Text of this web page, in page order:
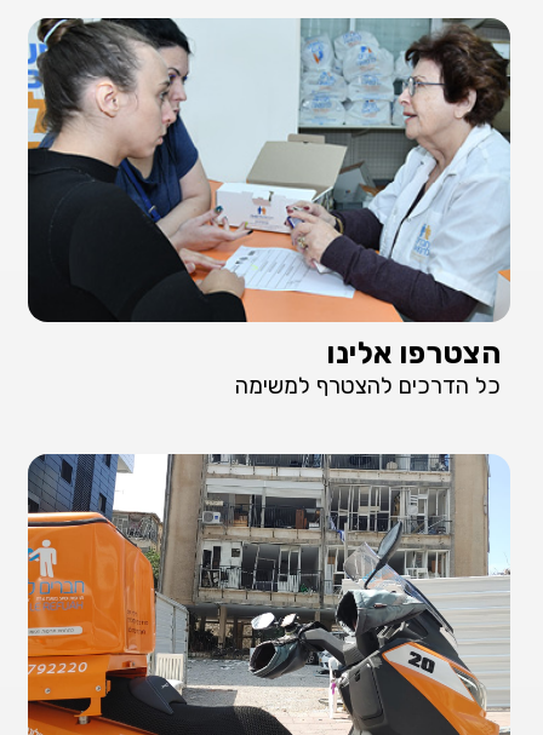
הצטרפו אלינו
כל הדרכים להצטרף למשימה